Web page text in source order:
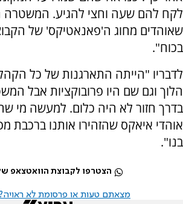
לקח להם שעה וחצי להגיע. המשטרה
שאוהדים מחוג ה'פאנאטיקס' של
בכוח".
לדבריו "הייתה התארגנות של כל
הלוך וגם שם היו פרובוקציות אבל
בדרך חזור לא היה כלום. למעשה מי
אוהדי איאקס שהזהירו אותנו ברכבת
בנו".
הצטרפו לקבוצת הוואטצאפ של
מצאתם טעות או פרסומת לא ראויה?